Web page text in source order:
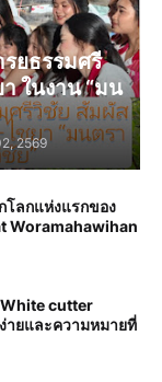
ยธรรมศรี
ในงาน “มน
2569
ลกแห่งแรกของ
Woramahawihan
White cutter
ายและความหมายที่